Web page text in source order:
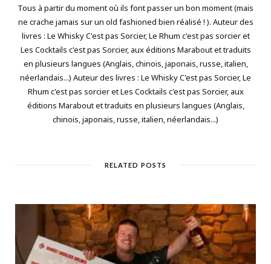
Tous à partir du moment où ils font passer un bon moment (mais
ne crache jamais sur un old fashioned bien réalisé ! ). Auteur des
livres : Le Whisky C'est pas Sorcier, Le Rhum c'est pas sorcier et
Les Cocktails c'est pas Sorcier, aux éditions Marabout et traduits
en plusieurs langues (Anglais, chinois, japonais, russe, italien,
néerlandais...) Auteur des livres : Le Whisky C'est pas Sorcier, Le
Rhum c'est pas sorcier et Les Cocktails c'est pas Sorcier, aux
éditions Marabout et traduits en plusieurs langues (Anglais,
chinois, japonais, russe, italien, néerlandais...)
RELATED POSTS